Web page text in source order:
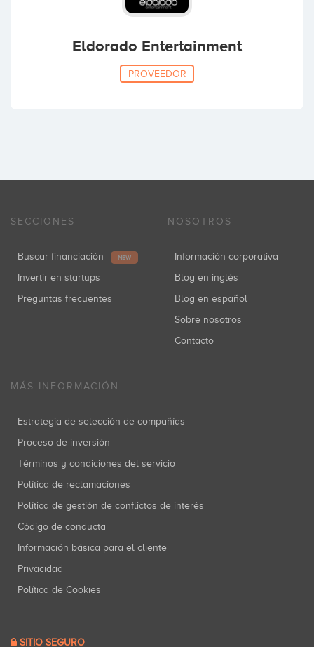
Eldorado Entertainment
PROVEEDOR
SECCIONES
Buscar financiación NEW
Invertir en startups
Preguntas frecuentes
NOSOTROS
Información corporativa
Blog en inglés
Blog en español
Sobre nosotros
Contacto
MÁS INFORMACIÓN
Estrategia de selección de compañías
Proceso de inversión
Términos y condiciones del servicio
Política de reclamaciones
Política de gestión de conflictos de interés
Código de conducta
Información básica para el cliente
Privacidad
Política de Cookies
SITIO SEGURO